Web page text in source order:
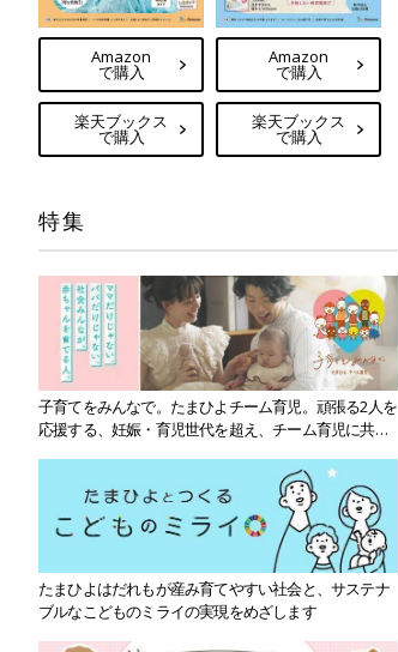
Amazon
で購入
楽天ブックス
で購入
Amazon
で購入
楽天ブックス
で購入
特集
子育てをみんなで。たまひよチーム育児。頑張る2人を
応援する、妊娠・育児世代を超え、チーム育児に共感
たまひよはだれもが産み育てやすい社会と、サステナ
ブルなこどものミライの実現をめざします